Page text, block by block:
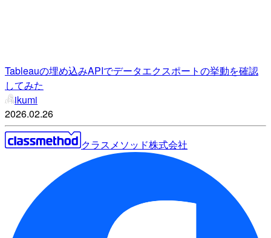
Tableauの埋め込みAPIでデータエクスポートの挙動を確認
してみた
ikumi
2026.02.26
クラスメソッド株式会社